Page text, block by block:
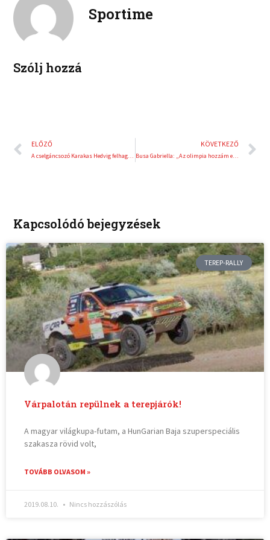
n
r
Sportime
Szólj hozzá
Előző
ELŐZŐ
A cselgáncsozó Karakas Hedvig felhagy az élsporttal
KÖVETKEZŐ
Busa Gabriella: „Az olimpia hozzám ennél soha nem volt közelebb”
Kapcsolódó bejegyzések
TEREP-RALLY
Várpalotán repülnek a terepjárók!
A magyar világkupa-futam, a HunGarian Baja szuperspeciális
szakasza rövid volt,
TOVÁBB OLVASOM »
2019.08.10. Nincs hozzászólás